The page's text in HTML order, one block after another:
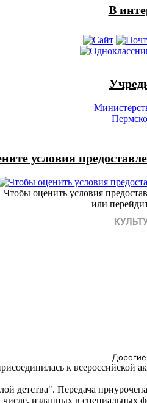
В
условия
Чтобы оценить условия
или
к всероссийской
детства". Передача
изданных в